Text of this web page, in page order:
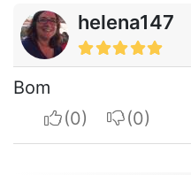
helena147
Bom
I apreciate
I do